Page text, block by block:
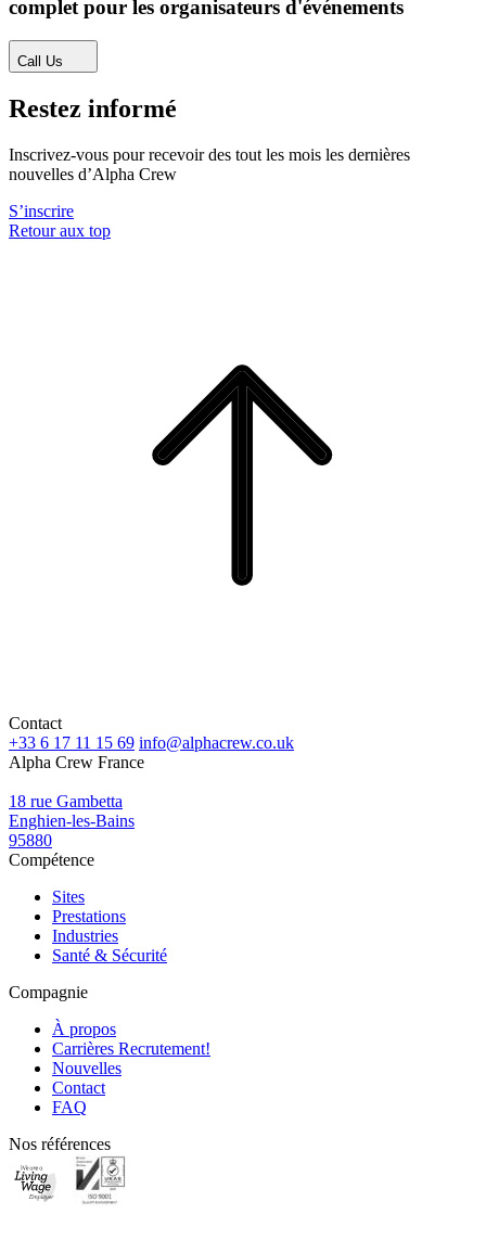
complet pour les organisateurs d'événements
Call Us
Restez informé
Inscrivez-vous pour recevoir des tout les mois les dernières
nouvelles d’Alpha Crew
S’inscrire
Retour aux top
Contact
+33 6 17 11 15 69 info@alphacrew.co.uk
Alpha Crew France
18 rue Gambetta
Enghien-les-Bains
95880
Compétence
Sites
Prestations
Industries
Santé & Sécurité
Compagnie
À propos
Carrières Recrutement!
Nouvelles
Contact
FAQ
Nos références